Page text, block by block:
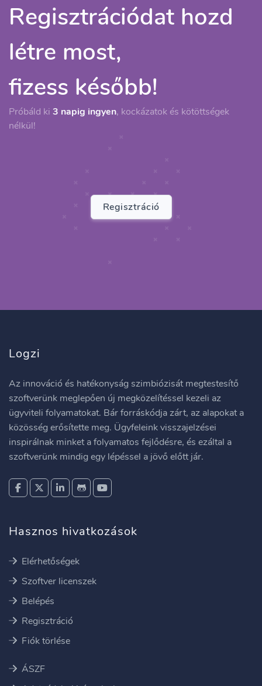
Regisztrációdat hozd
létre most,
fizess később!
Próbáld ki 3 napig ingyen, kockázatok és kötöttségek
nélkül!
Regisztráció
Logzi
Az innováció és hatékonyság szimbiózisát megtestesítő
szoftverünk meglepően új megközelítéssel kezeli az
ügyviteli folyamatokat. Bár forráskódja zárt, az alapokat a
közösség erősítette meg. Ügyfeleink visszajelzései
inspirálnak minket a folyamatos fejlődésre, és ezáltal a
szoftverünk mindig egy lépéssel a jövő előtt jár.
Hasznos hivatkozások
Elérhetőségek
Szoftver licenszek
Belépés
Regisztráció
Fiók törlése
ÁSZF